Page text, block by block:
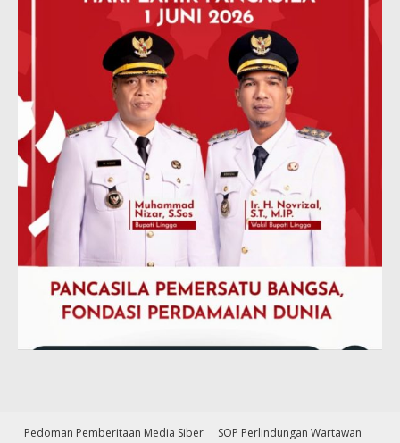
Pedoman Pemberitaan Media Siber SOP Perlindungan Wartawan